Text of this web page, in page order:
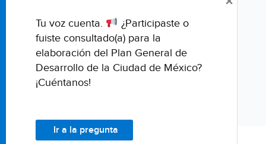
Tu voz cuenta.
¿Participaste o
fuiste consultado(a) para la
elaboración del Plan General de
Desarrollo de la Ciudad de México?
¡Cuéntanos!
Ir a la pregunta